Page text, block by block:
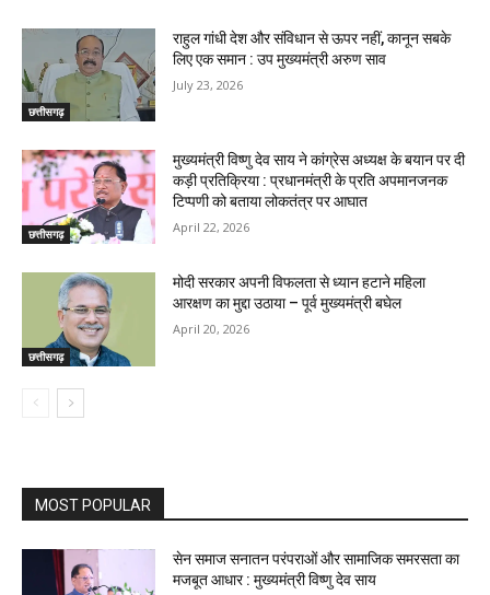
छत्तीसगढ़
राहुल गांधी देश और संविधान से ऊपर नहीं, कानून सबके
लिए एक समान : उप मुख्यमंत्री अरुण साव
July 23, 2026
छत्तीसगढ़
मुख्यमंत्री विष्णु देव साय ने कांग्रेस अध्यक्ष के बयान पर दी
कड़ी प्रतिक्रिया : प्रधानमंत्री के प्रति अपमानजनक
टिप्पणी को बताया लोकतंत्र पर आघात
April 22, 2026
छत्तीसगढ़
मोदी सरकार अपनी विफलता से ध्यान हटाने महिला
आरक्षण का मुद्दा उठाया – पूर्व मुख्यमंत्री बघेल
April 20, 2026
MOST POPULAR
सेन समाज सनातन परंपराओं और सामाजिक समरसता का
मजबूत आधार : मुख्यमंत्री विष्णु देव साय